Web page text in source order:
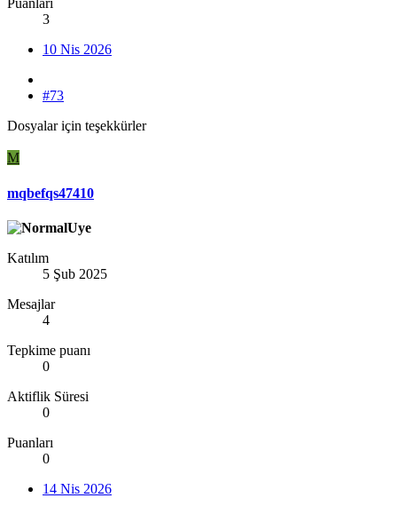
Puanları
3
10 Nis 2026
#73
Dosyalar için teşekkürler
M
mqbefqs47410
Katılım
5 Şub 2025
Mesajlar
4
Tepkime puanı
0
Aktiflik Süresi
0
Puanları
0
14 Nis 2026